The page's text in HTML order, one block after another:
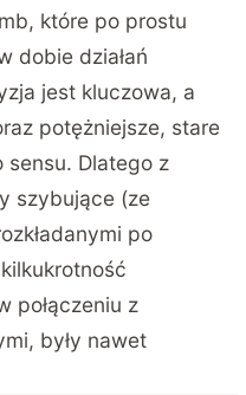
które po prostu
dobie działań
jest kluczowa, a
potężniejsze, stare
sensu. Dlatego z
szybujące (ze
po
połączeniu z
były nawet